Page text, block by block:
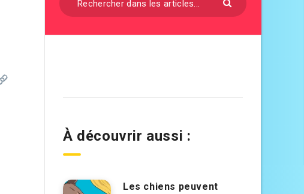
À découvrir aussi :
Les chiens peuvent